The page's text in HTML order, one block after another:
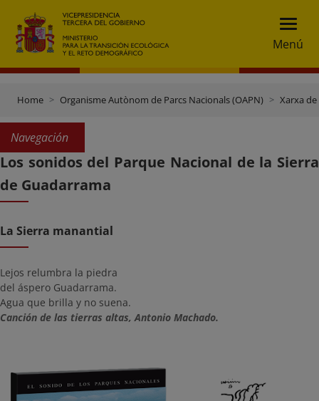
Menú
Home Organisme Autònom de Parcs Nacionals (OAPN) Xarxa
Navegación
Los sonidos del Parque Nacional de la Sierra
de Guadarrama
La Sierra manantial
Lejos relumbra la piedra
del áspero Guadarrama.
Agua que brilla y no suena.
Canción de las tierras altas, Antonio Machado.